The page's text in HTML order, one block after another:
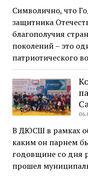
Символично, что
защитника
благополучия
поколений – это
патриотического
В ДЮСШ в рамках
каким он парнем
годовщине со дня
прошел